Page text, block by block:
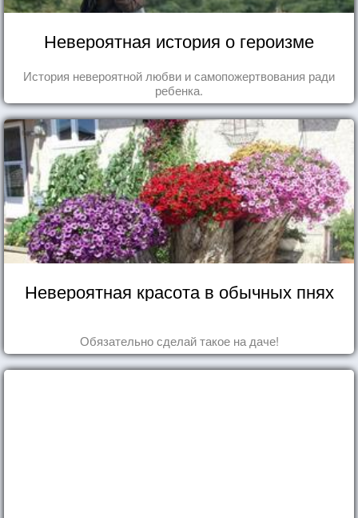
Невероятная история о героизме
История невероятной любви и самопожертвования ради
ребенка.
Невероятная красота в обычных пнях
Обязательно сделай такое на даче!